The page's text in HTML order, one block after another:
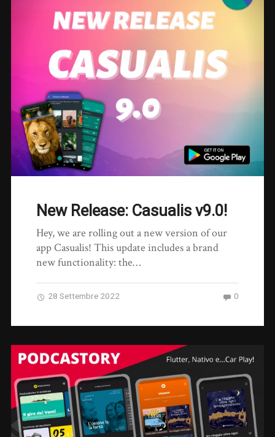
New Release: Casualis v9.0!
Hey, we are rolling out a new version of our
app Casualis! This update includes a brand
new functionality: the…
28 Settembre 2022 0